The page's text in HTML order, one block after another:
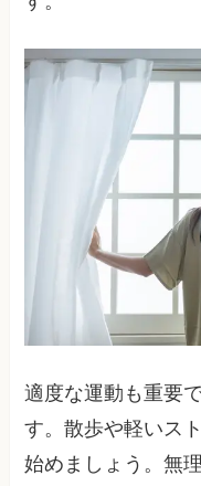
適度な運動も重要
す。散歩や軽いス
始めましょう。無